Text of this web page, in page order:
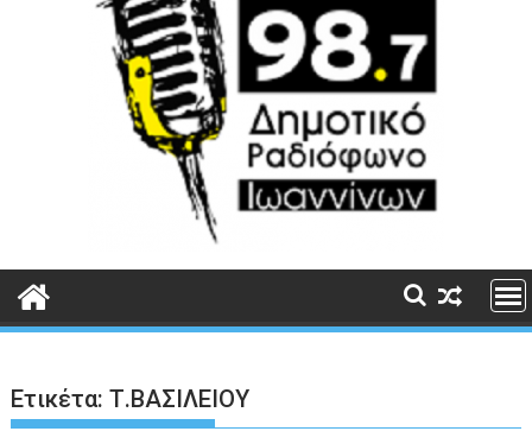
Ετικέτα:Τ.ΒΑΣΙΛΕΙΟΥ